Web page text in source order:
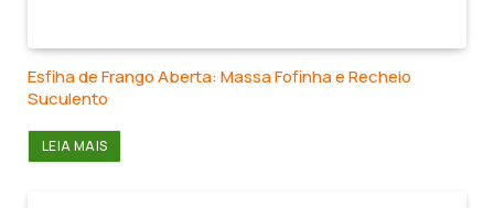
Esfiha de Frango Aberta: Massa Fofinha e Recheio
Suculento
LEIA MAIS